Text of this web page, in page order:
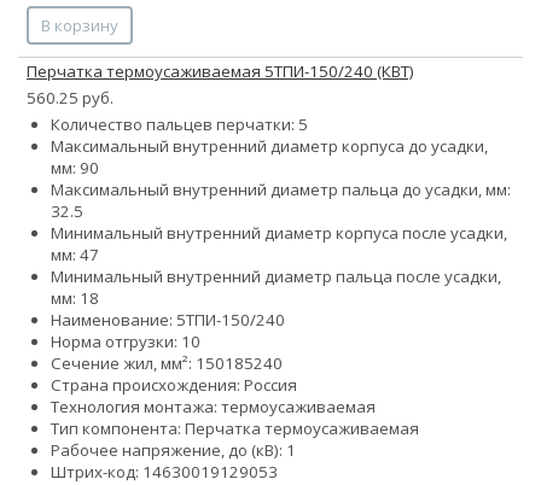
В корзину
Перчатка термоусаживаемая 5ТПИ-150/240 (КВТ)
560.25 руб.
Количество пальцев перчатки: 5
Максимальный внутренний диаметр корпуса до усадки,
мм: 90
Максимальный внутренний диаметр пальца до усадки, мм:
32.5
Минимальный внутренний диаметр корпуса после усадки,
мм: 47
Минимальный внутренний диаметр пальца после усадки,
мм: 18
Наименование: 5ТПИ-150/240
Норма отгрузки: 10
Сечение жил, мм²: 150185240
Страна происхождения: Россия
Технология монтажа: термоусаживаемая
Тип компонента: Перчатка термоусаживаемая
Рабочее напряжение, до (кВ): 1
Штрих-код: 14630019129053